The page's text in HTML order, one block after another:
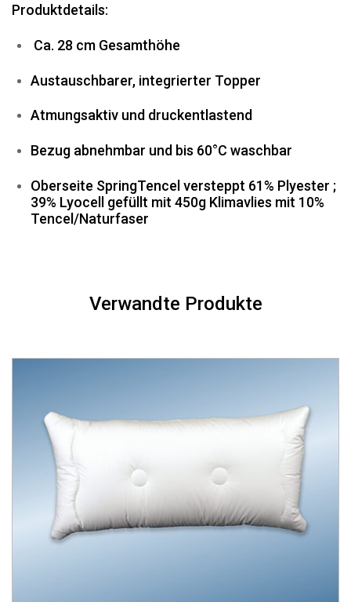
Produktdetails:
Ca. 28 cm Gesamthöhe
Austauschbarer, integrierter Topper
Atmungsaktiv und druckentlastend
Bezug abnehmbar und bis 60°C waschbar
Oberseite SpringTencel versteppt 61% Plyester ;
39% Lyocell gefüllt mit 450g Klimavlies mit 10%
Tencel/Naturfaser
Verwandte Produkte